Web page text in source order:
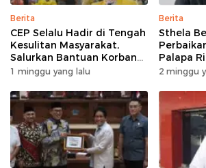
Berita
CEP Selalu Hadir di Tengah
Kesulitan Masyarakat,
Salurkan Bantuan Korban
Kebakaran di Wanea
1 minggu yang lalu
Berita
Sthela
Palapa
Internet
2 minggu